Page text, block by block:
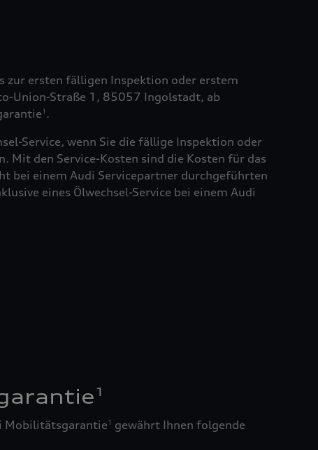
zur ersten fälligen Inspektion oder erstem
Union-Straße 1, 85057 Ingolstadt, ab
1 .
Service, wenn Sie die fällige Inspektion oder
Mit den Service-Kosten sind die Kosten für das
bei einem Audi Servicepartner durchgeführten
eines Ölwechsel-Service bei einem Audi
1
Mobilitätsgarantie1
gewährt Ihnen folgende